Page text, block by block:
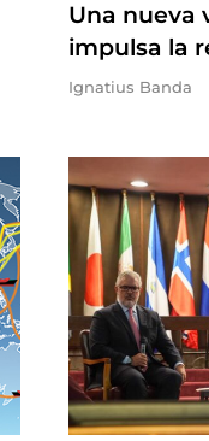
Una nueva
impulsa la
Ignatius Banda